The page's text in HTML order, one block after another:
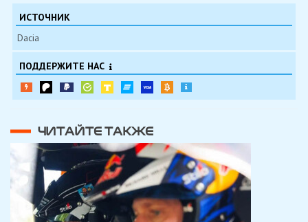
ИСТОЧНИК
Dacia
ПОДДЕРЖИТЕ НАС
ЧИТАЙТЕ ТАКЖЕ